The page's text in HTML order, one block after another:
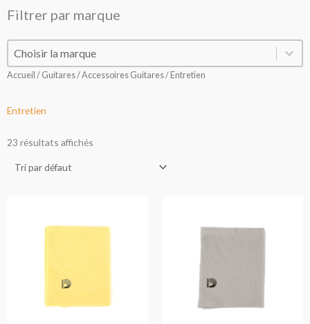
Filtrer par marque
Filtrer par marque
Filtrer par marque
Accueil / Guitares/Accessoires Guitares/ Entretien
Entretien
23 résultats affichés